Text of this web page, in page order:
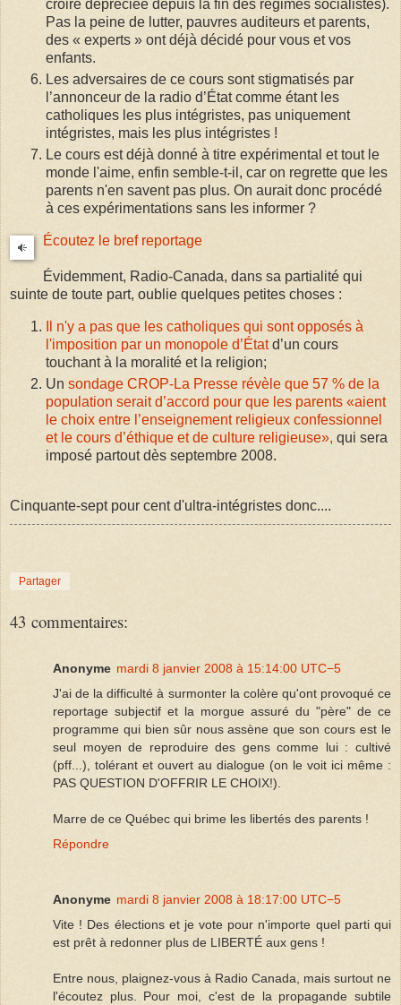
croire dépréciée depuis la fin des régimes socialistes).
Pas la peine de lutter, pauvres auditeurs et parents,
des « experts » ont déjà décidé pour vous et vos
enfants.
Les adversaires de ce cours sont stigmatisés par
l’annonceur de la radio d’État comme étant les
catholiques les plus intégristes, pas uniquement
intégristes, mais les plus intégristes !
Le cours est déjà donné à titre expérimental et tout le
monde l'aime, enfin semble-t-il, car on regrette que les
parents n'en savent pas plus. On aurait donc procédé
à ces expérimentations sans les informer ?
Écoutez le bref reportage
Évidemment, Radio-Canada, dans sa partialité qui
suinte de toute part, oublie quelques petites choses :
Il n'y a pas que les catholiques qui sont opposés à
l'imposition par un monopole d’Étatd’un cours
touchant à la moralité et la religion;
Un sondage CROP-La Presse révèle que 57 % de la
population serait d’accord pour que les parents «aient
le choix entre l’enseignement religieux confessionnel
et le cours d’éthique et de culture religieuse», qui sera
imposé partout dès septembre 2008.
Cinquante-sept pour cent d'ultra-intégristes donc....
Partager
43 commentaires:
Anonyme mardi 8 janvier 2008 à 15:14:00 UTC−5
J'ai de la difficulté à surmonter la colère qu'ont provoqué ce
reportage subjectif et la morgue assuré du "père" de ce
programme qui bien sûr nous assène que son cours est le
seul moyen de reproduire des gens comme lui : cultivé
(pff...), tolérant et ouvert au dialogue (on le voit ici même :
PAS QUESTION D'OFFRIR LE CHOIX!).
Marre de ce Québec qui brime les libertés des parents !
Répondre
Anonyme mardi 8 janvier 2008 à 18:17:00 UTC−5
Vite ! Des élections et je vote pour n'importe quel parti qui
est prêt à redonner plus de LIBERTÉ aux gens !
Entre nous, plaignez-vous à Radio Canada, mais surtout ne
l'écoutez plus. Pour moi, c'est de la propagande subtile